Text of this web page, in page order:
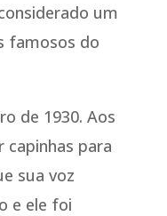
um
famosos do
de 1930. Aos
capinhas para
sua voz
e ele foi